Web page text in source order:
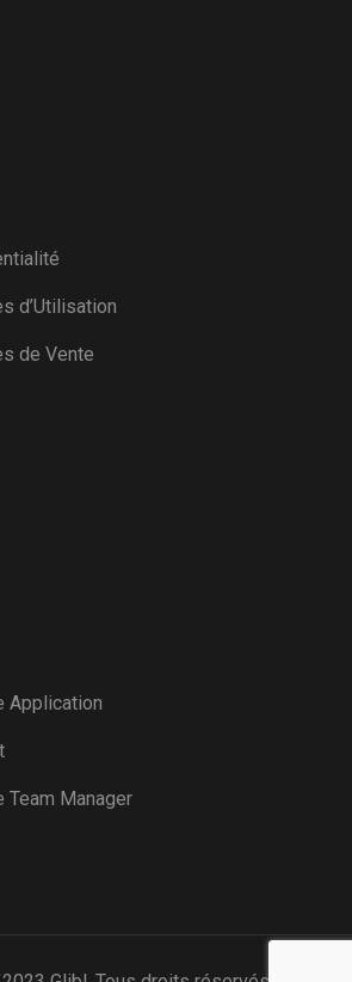
d’Utilisation
de Vente
Application
Team Manager